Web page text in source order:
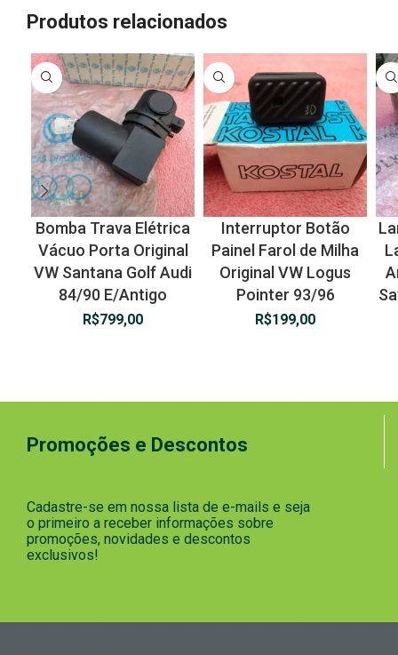
Produtos relacionados
Bomba Trava Elétrica
Vácuo Porta Original
VW Santana Golf Audi
84/90 E/Antigo
R$799,00
Interruptor Botão
Painel Farol de Milha
Original VW Logus
Pointer 93/96
R$199,00
Promoções e Descontos
Cadastre-se em nossa lista de e-mails e seja
o primeiro a receber informações sobre
promoções, novidades e descontos
exclusivos!